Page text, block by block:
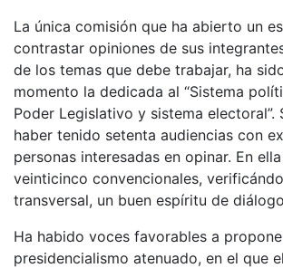
La única comisión que ha abierto un
contrastar opiniones de sus
de los temas que debe trabajar, ha
momento la dedicada al “Sistema
Poder Legislativo y sistema electoral”.
haber tenido setenta audiencias con
personas interesadas en opinar. En
veinticinco convencionales,
transversal, un buen espíritu de
Ha habido voces favorables a
presidencialismo atenuado, en el que